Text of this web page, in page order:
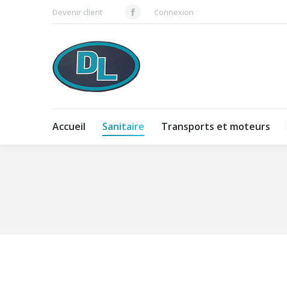
Devenir client
Facebook
Connexion
Accueil Sanitaire Transports et moteurs